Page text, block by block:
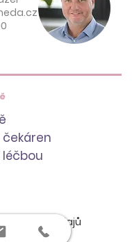
léčbou
osobních údajů